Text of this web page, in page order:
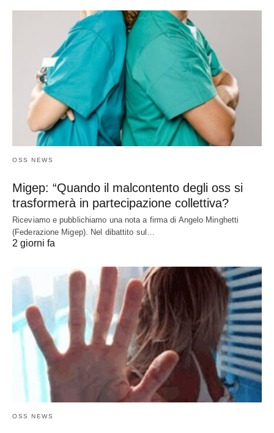
OSS NEWS
Migep: “Quando il malcontento degli oss si
trasformerà in partecipazione collettiva?
Riceviamo e pubblichiamo una nota a firma di Angelo Minghetti
(Federazione Migep). Nel dibattito sul…
2 giorni fa
OSS NEWS